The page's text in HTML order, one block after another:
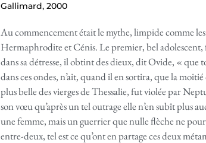
Gallimard, 2000
Au commencement était le mythe, limpide comme les
Hermaphrodite et Cénis. Le premier, bel adolescent,
dans sa détresse, il obtint des dieux, dit Ovide, « que
dans ces ondes, n’ait, quand il en sortira, que la
plus belle des vierges de Thessalie, fut violée par
son vœu qu’après un tel outrage elle n’en subît plus
une femme, mais un guerrier que nulle flèche ne
entre-deux, tel est ce qu’ont en partage ces deux